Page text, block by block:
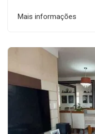
Mais informações